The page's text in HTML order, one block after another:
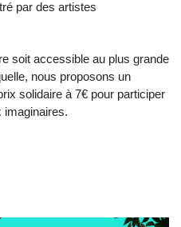
par des artistes
soit accessible au plus grande
nous proposons un
solidaire à 7€ pour participer
imaginaires.